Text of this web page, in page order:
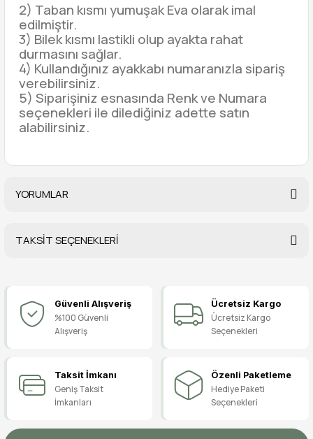
2) Taban kısmı yumuşak Eva olarak imal
edilmiştir.
3) Bilek kısmı lastikli olup ayakta rahat
durmasını sağlar.
4) Kullandığınız ayakkabı numaranızla sipariş
verebilirsiniz.
5) Siparişiniz esnasında Renk ve Numara
seçenekleri ile dilediğiniz adette satın
alabilirsiniz.
YORUMLAR
Yorum Yaz
TAKSİT SEÇENEKLERİ
Güvenli Alışveriş
%100 Güvenli
Alışveriş
Ücretsiz Kargo
Ücretsiz Kargo
Seçenekleri
Taksit İmkanı
Geniş Taksit
İmkanları
Özenli Paketleme
Hediye Paketi
Seçenekleri